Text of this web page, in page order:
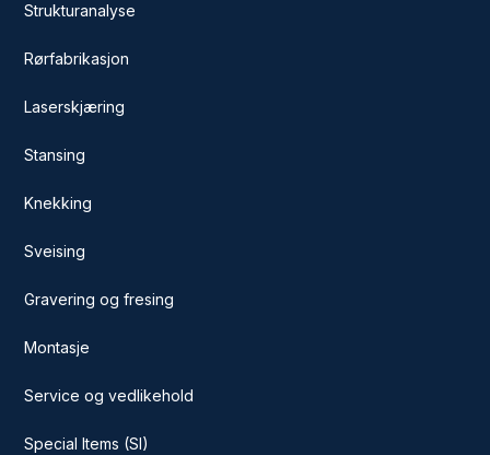
Strukturanalyse
Rørfabrikasjon
Laserskjæring
Stansing
Knekking
Sveising
Gravering og fresing
Montasje
Service og vedlikehold
Special Items (SI)